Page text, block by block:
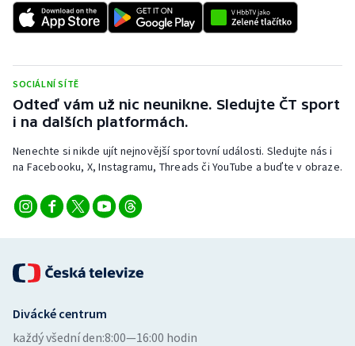
Sportovní střelba
Stolní tenis
Triatlon
Veslování
Volejbal
SOCIÁLNÍ SÍTĚ
Odteď vám už nic neunikne. Sledujte ČT sport
i na dalších platformách.
Nenechte si nikde ujít nejnovější sportovní události. Sledujte nás i
na Facebooku, X, Instagramu, Threads či YouTube a buďte v obraze.
Divácké centrum
každý všední den:8:00—16:00 hodin